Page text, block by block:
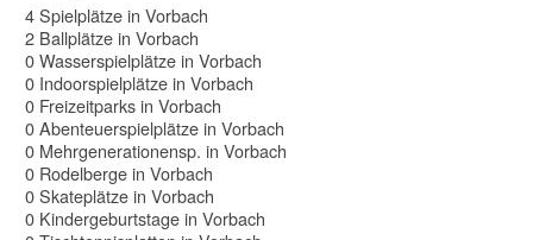
4 Spielplätze in Vorbach
2 Ballplätze in Vorbach
0 Wasserspielplätze in Vorbach
0 Indoorspielplätze in Vorbach
0 Freizeitparks in Vorbach
0 Abenteuerspielplätze in Vorbach
0 Mehrgenerationensp. in Vorbach
0 Rodelberge in Vorbach
0 Skateplätze in Vorbach
0 Kindergeburtstage in Vorbach